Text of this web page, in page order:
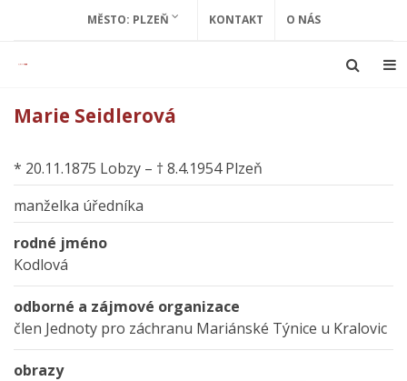
MĚSTO: PLZEŇ KONTAKT O NÁS
Marie Seidlerová
* 20.11.1875 Lobzy – † 8.4.1954 Plzeň
manželka úředníka
rodné jméno
Kodlová
odborné a zájmové organizace
člen Jednoty pro záchranu Mariánské Týnice u Kralovic
obrazy